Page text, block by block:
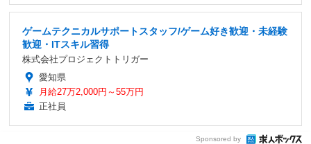
ゲームテクニカルサポートスタッフ/ゲーム好き歓迎・未経験
歓迎・ITスキル習得
株式会社プロジェクトトリガー
愛知県
月給27万2,000円～55万円
正社員
Sponsored by